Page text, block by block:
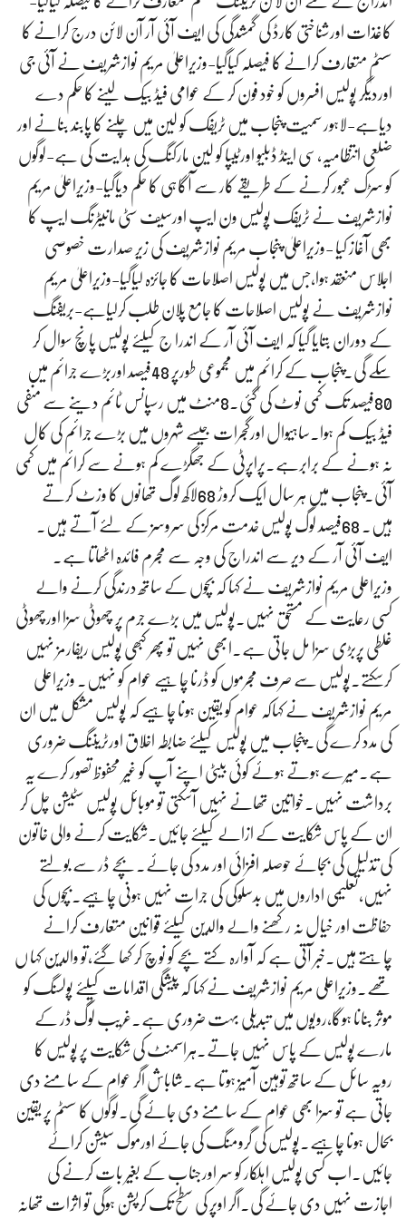
کاغذات اورشناختی کارڈ کی گمشدگی کی ایف آئی آر آن لائن درج کرانے کا
سسٹم متعارف کرانے کا فیصلہ کیاگیا-وزیراعلیٰ مریم نوازشریف نے آئی جی
اوردیگر پولیس افسروں کو خود فون کر کے عوامی فیڈ بیک لینے کا حکم دے
دیاہے-لاہور سمیت پنجاب میں ٹریفک کو لین میں چلنے کا پابند بنانے اور
ضلعی انتظامیہ،سی اینڈ ڈبلیو اورٹیپا کو لین مارکنگ کی ہدایت کی ہے-لوگوں
کو سڑک عبور کرنے کے طریقے کار سے آگاہی کا حکم دیاگیا-وزیراعلیٰ مریم
نوازشریف نے ٹریفک پولیس ون ایپ اورسیف سٹی مانیٹرنگ ایپ کا
بھی آغاز کیا -وزیراعلیٰ پنجاب مریم نوازشریف کی زیر صدارت خصوصی
اجلاس منعقد ہوا،جس میں پولیس اصلاحات کا جائزہ لیاگیا-وزیراعلیٰ مریم
نوازشریف نے پولیس اصلاحات کا جامع پلان طلب کرلیاہے-بریفنگ
کے دوران بتایا گیا کہ ایف آئی آر کے اندرا ج کیلئے پولیس پانچ سوال کر
سکے گی۔پنجاب کے کرائم میں مجموعی طورپر 48فیصد اوربڑے جرائم میں
80فیصد تک کمی نوٹ کی گئی۔8منٹ میں رسپانس ٹائم دینے سے منفی
فیڈ بیک کم ہوا۔ساہیوال اورگجرات جیسے شہروں میں بڑے جرائم کی کال
نہ ہونے کے برابرہے۔پراپرٹی کے جھگڑے کم ہونے سے کرائم میں کمی
آئی۔پنجاب میں ہر سال ایک کروڑ 68لاکھ لوگ تھانوں کا وزٹ کرتے
ہیں۔ 68فیصد لوگ پولیس خدمت مرکز کی سروسز کے لئے آتے ہیں۔
ایف آئی آر کے دیر سے اندراج کی وجہ سے مجرم فائدہ اٹھاتا ہے۔
وزیراعلی مریم نوازشریف نے کہا کہ بچوں کے ساتھ درندگی کرنے والے
کسی رعایت کے مستحق نہیں۔پولیس میں بڑے جرم پر چھوٹی سزا اورچھوٹی
غلطی پربڑی سزا مل جاتی ہے۔ابھی نہیں تو پھر کبھی پولیس ریفارمز نہیں
کرسکتے۔پولیس سے صرف مجرموں کو ڈرنا چاہیے عوام کو نہیں۔ وزیراعلی
مریم نوازشریف نے کہاکہ عوام کو یقین ہونا چاہیے کہ پولیس مشکل میں ان
کی مدد کرے گی۔پنجاب میں پولیس کیلئے ضابطہ اخلاق اورٹریننگ ضروری
ہے۔میرے ہوتے ہوئے کوئی بیٹی اپنے آپ کو غیر محفوظ تصور کرے یہ
برداشت نہیں۔خواتین تھانے نہیں آسکتی تو موبائل پولیس سٹیشن چل کر
ان کے پاس شکایت کے ازالے کیلئے جائیں۔شکایت کرنے والی خاتون
کی تذلیل کی بجائے حوصلہ افزائی اور مدد کی جائے۔بچے ڈر سے بولتے
نہیں،تعلیمی اداروں میں بدسلوکی کی جرات نہیں ہونی چاہیے۔بچوں کی
حفاظت اور خیال نہ رکھنے والے والدین کیلئے قوانین متعارف کرانے
چاہتے ہیں۔خبر آتی ہے کہ آوارہ کتے بچے کو نوچ کر کھا گئے،تو والدین کہا ں
تھے۔وزیراعلی مریم نوازشریف نے کہا کہ پیشگی اقدامات کیلئے پولسنگ کو
موثر بنانا ہوگا،رویوں میں تبدیلی بہت ضروری ہے۔غریب لوگ ڈر کے
مارے پولیس کے پاس نہیں جاتے۔ہراسمنٹ کی شکایت پر پولیس کا
رویہ سائل کے ساتھ توہین آمیز ہوتا ہے۔شاباش اگر عوام کے سامنے دی
جاتی ہے تو سزا بھی عوام کے سامنے دی جائے گی۔لوگوں کا سسٹم پر یقین
بحال ہونا چاہیے۔پولیس کی گرومنگ کی جائے اورموک سیشن کرائے
جائیں۔اب کسی پولیس اہلکار کو سر اورجناب کے بغیر بات کرنے کی
اجازت نہیں دی جائے گی۔اگر اوپر کی سطح تک کرپشن ہوگی تو اثرات تھانہ